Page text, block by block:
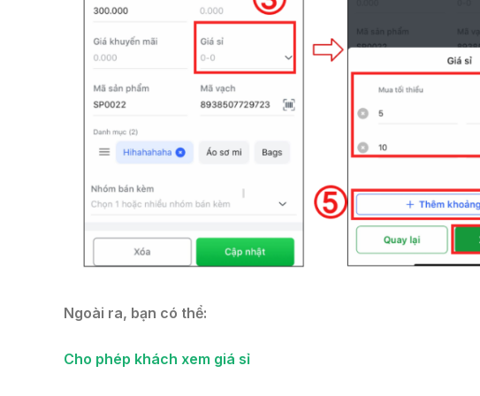
Ngoài ra, bạn có thể:
Cho phép khách xem giá sỉ